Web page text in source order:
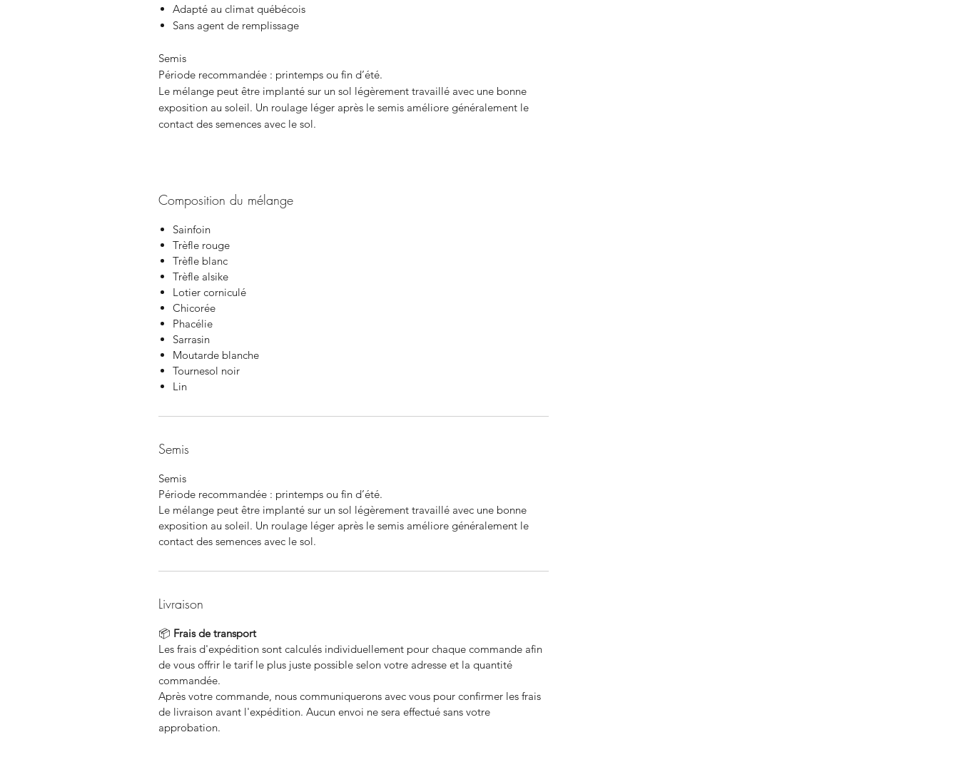
Adapté au climat québécois
Sans agent de remplissage
Semis
Période recommandée : printemps ou fin d’été.
Le mélange peut être implanté sur un sol légèrement travaillé avec une bonne
exposition au soleil. Un roulage léger après le semis améliore généralement le
contact des semences avec le sol.
Composition du mélange
Sainfoin
Trèfle rouge
Trèfle blanc
Trèfle alsike
Lotier corniculé
Chicorée
Phacélie
Sarrasin
Moutarde blanche
Tournesol noir
Lin
Semis
Semis
Période recommandée : printemps ou fin d’été.
Le mélange peut être implanté sur un sol légèrement travaillé avec une bonne
exposition au soleil. Un roulage léger après le semis améliore généralement le
contact des semences avec le sol.
Livraison
📦 Frais de transport
Les frais d'expédition sont calculés individuellement pour chaque commande afin
de vous offrir le tarif le plus juste possible selon votre adresse et la quantité
commandée.
Après votre commande, nous communiquerons avec vous pour confirmer les frais
de livraison avant l'expédition. Aucun envoi ne sera effectué sans votre
approbation.